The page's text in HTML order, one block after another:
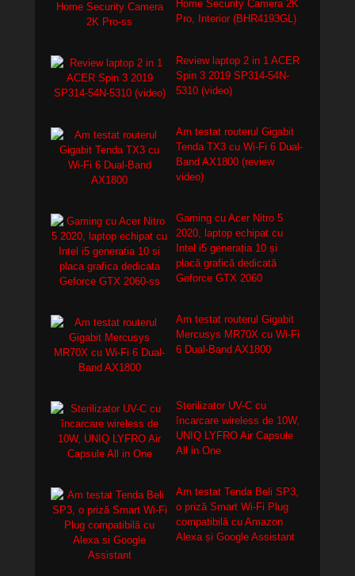
Home Security Camera 2K
Pro, Interior (BHR4193GL)
Review laptop 2 in 1 ACER
Spin 3 2019 SP314-54N-
5310 (video)
Am testat routerul Gigabit
Tenda TX3 cu Wi-Fi 6 Dual-
Band AX1800 (review
video)
Gaming cu Acer Nitro 5
2020, laptop echipat cu
Intel i5 generația 10 și
placă grafică dedicată
Geforce GTX 2060
Am testat routerul Gigabit
Mercusys MR70X cu Wi-Fi
6 Dual-Band AX1800
Sterilizator UV-C cu
încarcare wireless de 10W,
UNIQ LYFRO Air Capsule
All in One
Am testat Tenda Beli SP3,
o priză Smart Wi-Fi Plug
compatibilă cu Amazon
Alexa și Google Assistant